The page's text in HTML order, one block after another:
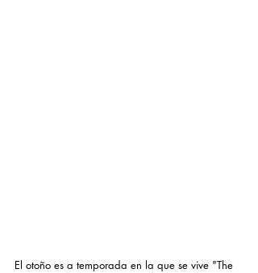
El otoño es a temporada en la que se vive "The